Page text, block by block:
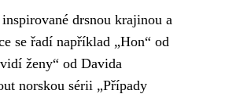
drsnou krajinou a
se řadí například „Hon“ od
ženy“ od Davida
norskou sérii „Případy